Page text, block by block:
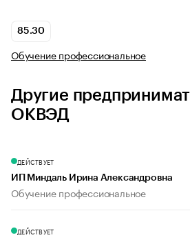
85.30
Обучение профессиональное
Другие
ОКВЭД
ДЕЙСТВУЕТ
ИП Миндаль Ирина Александровна
Обучение профессиональное
ДЕЙСТВУЕТ